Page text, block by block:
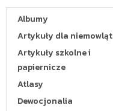
Albumy
Artykuły dla niemowląt
Artykuły szkolne i
papiernicze
Atlasy
Dewocjonalia